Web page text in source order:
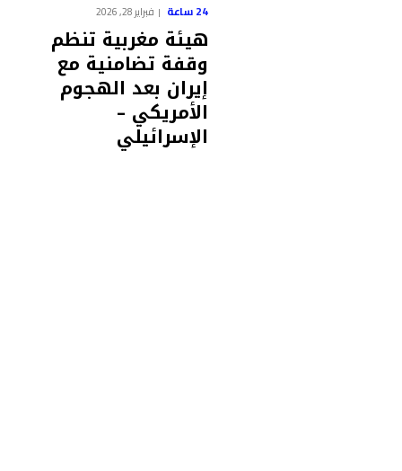
24 ساعة فبراير 28, 2026
هيئة مغربية تنظم
وقفة تضامنية مع
إيران بعد الهجوم
الأمريكي –
الإسرائيلي